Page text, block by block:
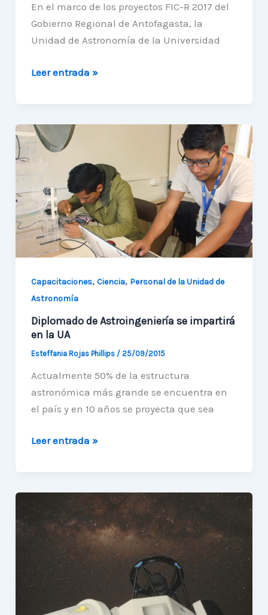
En el marco de los proyectos FIC-R 2017 del
Gobierno Regional de Antofagasta, la
Unidad de Astronomía de la Universidad
Importante
la
astroingeniería
Leer entrada »
Capacitaciones, Ciencia, Personal de la Unidad de
Astronomía
Diplomado de Astroingeniería se impartirá
en la UA
Esteffania Rojas Phillips / 25/09/2015
Actualmente 50% de la estructura
astronómica más grande se encuentra en
el país y en 10 años se proyecta que sea
Diplomado
se
impartirá
en
UA
Leer entrada »